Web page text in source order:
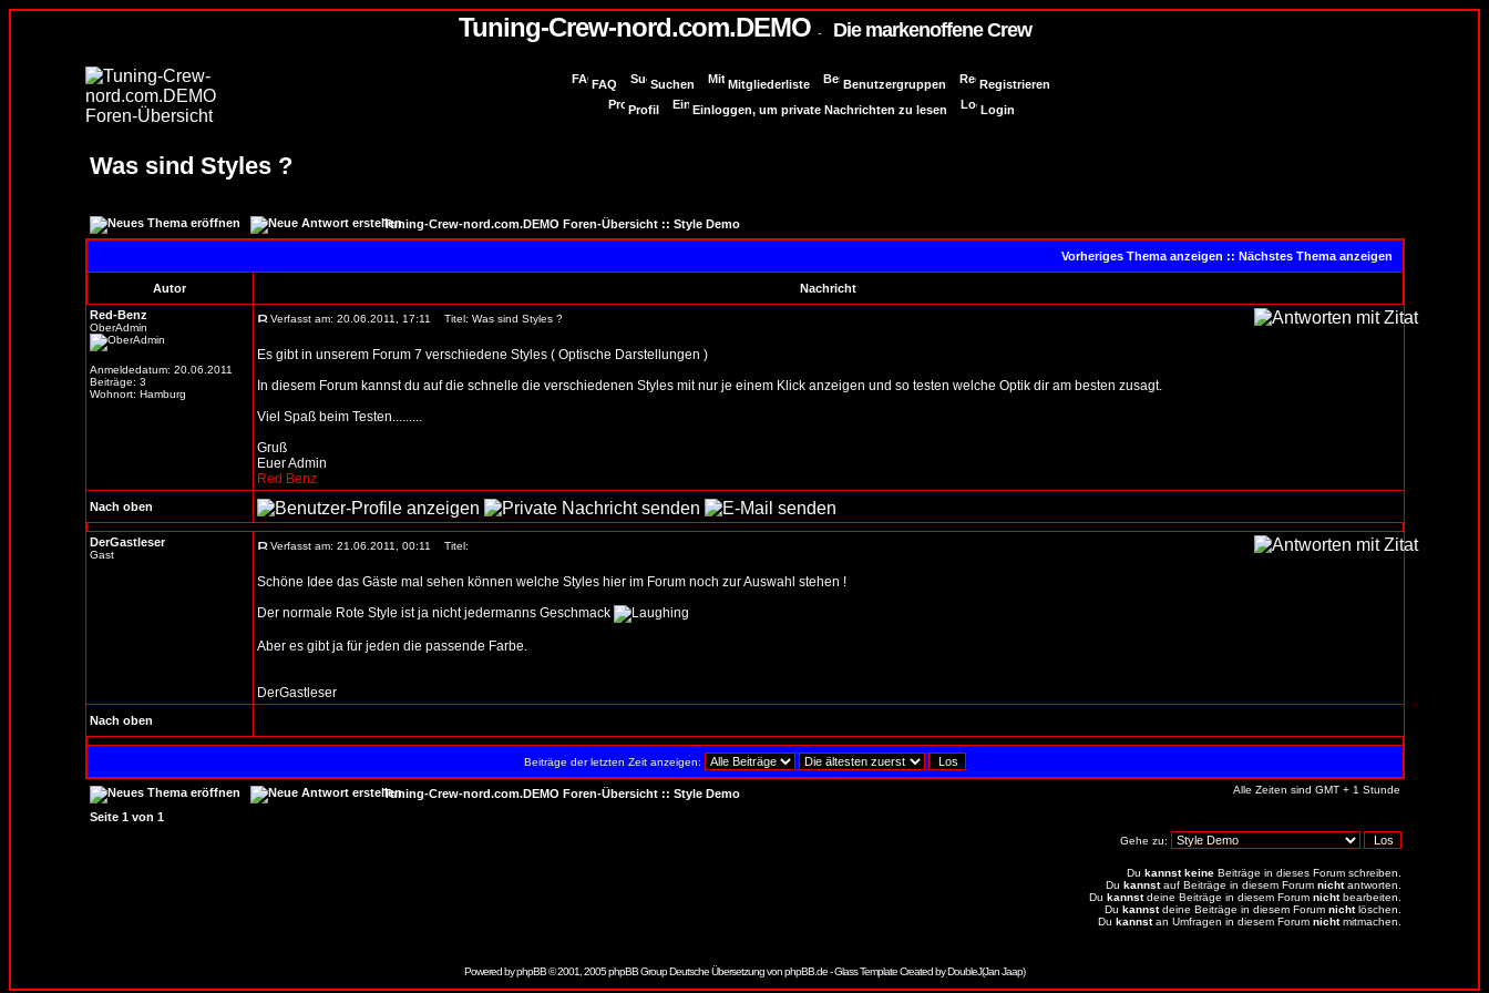
Tuning-Crew-nord.com.DEMO- Die markenoffene Crew
FAQ Suchen Mitgliederliste Benutzergruppen
Registrieren
Profil
Einloggen, um private Nachrichten zu lesen Login
Was sind Styles ?
Tuning-Crew-nord.com.DEMO Foren-Übersicht:: Style Demo
Vorheriges Thema anzeigen :: Nächstes Thema anzeigen
Autor
Nachricht
Red-Benz
OberAdmin
Anmeldedatum: 20.06.2011
Beiträge: 3
Wohnort: Hamburg
Verfasst am: 20.06.2011, 17:11 Titel: Was sind Styles ?
Es gibt in unserem Forum 7 verschiedene Styles ( Optische Darstellungen )
In diesem Forum kannst du auf die schnelle die verschiedenen Styles mit nur je einem Klick anzeigen und so testen welche Optik dir am besten zusagt.
Viel Spaß beim Testen.........
Gruß
Euer Admin
Red Benz
Nach oben
DerGastleser
Gast
Verfasst am: 21.06.2011, 00:11 Titel:
Schöne Idee das Gäste mal sehen können welche Styles hier im Forum noch zur Auswahl stehen !
Der normale Rote Style ist ja nicht jedermanns Geschmack
Aber es gibt ja für jeden die passende Farbe.
DerGastleser
Nach oben
Beiträge der letzten Zeit anzeigen:
Tuning-Crew-nord.com.DEMO Foren-Übersicht:: Style Demo Alle Zeiten sind GMT + 1 Stunde
Seite 1von 1
Gehe zu:
Du kannst keineBeiträge in dieses Forum schreiben.
Du kannstauf Beiträge in diesem Forum nichtantworten.
Du kannstdeine Beiträge in diesem Forum nichtbearbeiten.
Du kannstdeine Beiträge in diesem Forum nichtlöschen.
Du kannstan Umfragen in diesem Forum nichtmitmachen.
Powered byphpBB© 2001, 2005 phpBB Group Deutsche Übersetzung vonphpBB.de- Glass Template Created byDoubleJ(Jan Jaap)